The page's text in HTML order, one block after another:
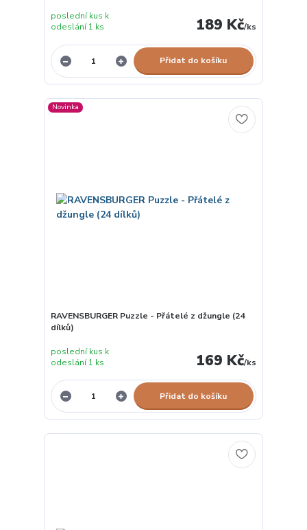
189 Kč/ks
poslední kus k
odeslání 1 ks
Přidat do košíku
Novinka
RAVENSBURGER Puzzle - Přátelé z džungle (24
dílků)
169 Kč/ks
poslední kus k
odeslání 1 ks
Přidat do košíku